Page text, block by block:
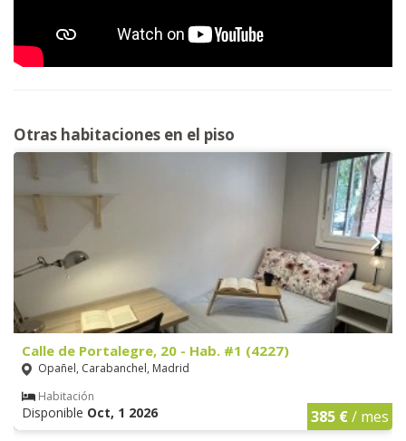
Otras habitaciones en el piso
Calle de Portalegre, 20 - Hab. #1 (4227)
Opañel, Carabanchel, Madrid
Habitación
Disponible Oct, 1 2026 385 €/ mes